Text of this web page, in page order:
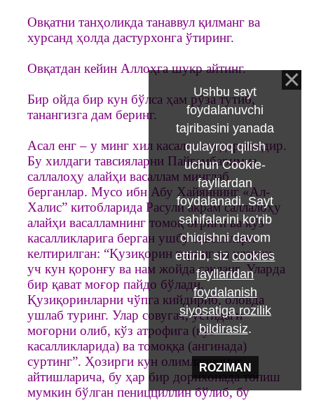
Овқатни танҳоликда танаввул қилманг ва
хурсанд ҳолда дастурхонга ўтиринг.
Овқатдан кейин Аллоҳга шукр айтинг.
Бир ойда бир кун бўлса ҳам рўза тутиб,
танангизга дам беринг.
Асал енг – у минг хил касалликга дармондир.
Бу хилдаги тавсияларни Пайғамбаримиз
саллалоҳу алайҳи васаллам минглаб
берганлар. Мусо ибн Абу Хайяннинг «Ал-
Халис” китобларида Расули акрам саллалоҳу
алайҳи васалламнинг томоқ оғриғи ва кўз
касалликларига берган ушбу тавсиялари
келтирилган: “Қузиқорин теринг ва уларни
уч кун қоронғу ва нам жойда сақланг. Уларда
бир қават моғор пайдо бўлади.
Қузиқоринларни чўпга кийдириб, оловда
ушлаб туринг. Улар совугач, устидаги
моғорни олиб, кўз атрофига (кўз
касалликларида) ва томоққа (ангинада)
суртинг”. Ҳозирги кун олимларининг
айтишларича, бу ҳар бир дорихонада топиш
мумкин бўлган пеницциллин бўлиб, бу
Ushbu sayt
foydalanuvchi
tajribasini yanada
qulayroq qilish
uchun Cookie-
fayllardan
foydalanadi. Sayt
sahifalarini ko'rib
chiqishni davom
ettirib, sizcookies
fayllaridan
foydalanish
siyosatiga rozilik
bildirasiz.
ROZIMAN